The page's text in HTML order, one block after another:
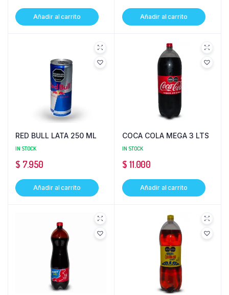
Añadir al carrito Añadir al carrito
RED BULL LATA 250 ML
IN STOCK
$ 7.950
Añadir al carrito
COCA COLA MEGA 3 LTS
IN STOCK
$ 11.000
Añadir al carrito